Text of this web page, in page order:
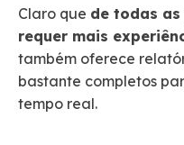
Claro que de todas
requer mais
também oferece
bastante completos
tempo real.